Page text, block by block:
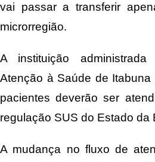
vai passar a transferir
microrregião.
A instituição
Atenção à Saúde de Itabuna
pacientes deverão ser
regulação SUS do Estado da
A mudança no fluxo de